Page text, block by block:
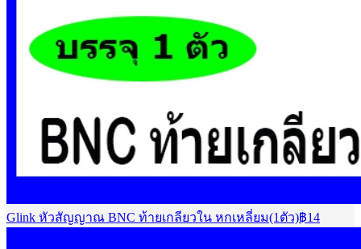
Glink หัวสัญญาณ BNC ท้ายเกลียวใน หกเหลี่ยม(1ตัว)฿14